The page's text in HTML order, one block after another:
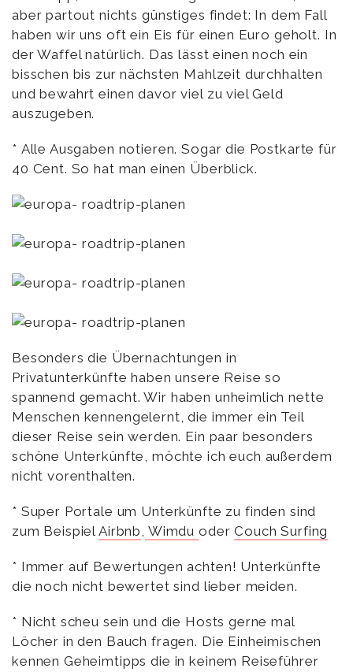
aber partout nichts günstiges findet: In dem Fall
haben wir uns oft ein Eis für einen Euro geholt. In
der Waffel natürlich. Das lässt einen noch ein
bisschen bis zur nächsten Mahlzeit durchhalten
und bewahrt einen davor viel zu viel Geld
auszugeben.
* Alle Ausgaben notieren. Sogar die Postkarte für
40 Cent. So hat man einen Überblick.
Besonders die Übernachtungen in
Privatunterkünfte haben unsere Reise so
spannend gemacht. Wir haben unheimlich nette
Menschen kennengelernt, die immer ein Teil
dieser Reise sein werden. Ein paar besonders
schöne Unterkünfte, möchte ich euch außerdem
nicht vorenthalten.
* Super Portale um Unterkünfte zu finden sind
zum BeispielAirbnb, Wimdu oderCouch Surfing
* Immer auf Bewertungen achten! Unterkünfte
die noch nicht bewertet sind lieber meiden.
* Nicht scheu sein und die Hosts gerne mal
Löcher in den Bauch fragen. Die Einheimischen
kennen Geheimtipps die in keinem Reiseführer